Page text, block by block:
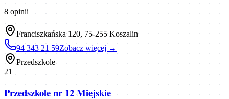
8 opinii
Franciszkańska 120, 75-255 Koszalin
94 343 21 59Zobacz więcej →
Przedszkole
21
Przedszkole nr 12 Miejskie